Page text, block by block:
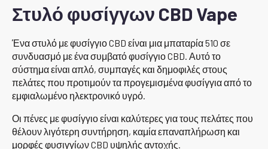
Στυλό φυσίγγων CBD Vape
Ένα στυλό με φυσίγγιο CBD είναι μια μπαταρία 510 σε
συνδυασμό με ένα συμβατό φυσίγγιο CBD. Αυτό το
σύστημα είναι απλό, συμπαγές και δημοφιλές στους
πελάτες που προτιμούν τα προγεμισμένα φυσίγγια από το
εμφιαλωμένο ηλεκτρονικό υγρό.
Οι πένες με φυσίγγιο είναι καλύτερες για τους πελάτες που
θέλουν λιγότερη συντήρηση, καμία επαναπλήρωση και
μορφές φυσιγγίων CBD υψηλής αντοχής.